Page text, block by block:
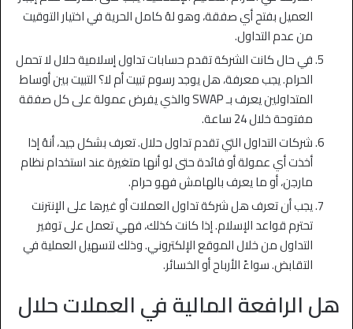
العميل بفتح أي صفقة، وهو لهُ كامل الحرية في اختيار التوقيت
من عدم التداول.
في حال كانت الشركة تقدم حسابات تداول إسلامية حلال لا تحمل
الحرام. يجب معرفة، هل يوجد رسوم تبيت أم لا؟ التبيت بين أوساط
المتداولين يعرف بـ SWAP والذي يفرض عمولة على كل صفقة
مفتوحة خلال 24 ساعة.
شركات التداول التي تقدم تداول حلال. تعرف بشكل جيد، أنهُ إذا
أخذت أي عمولة أو فائدة حتى لو أنها متغيرة عند استخدام نظام
مارجن، أو ما يعرف بالهامش فهو حرام.
يجب أن تعرف هل شركة تداول العملات أو غيرها على الإنترنت
تحترم قواعد الإسلام. إذا كانت كذلك، فهي تعمل على توفير
التداول من خلال الموقع الإلكتروني. وذلك لتسهيل العملية في
التقابض. سواءً الأرباح أو الخسائر.
هل الرافعة المالية في العملات حلال